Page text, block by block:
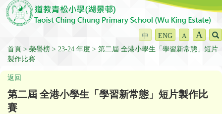
中 ENG A A
首頁 榮譽榜 23-24 年度
第二屆 全港小學生「學習新常態」短片
製作比賽
返回
第二屆 全港小學生「學習新常態」短片製作比
賽